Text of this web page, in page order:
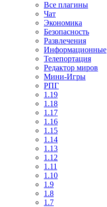
Все плагины
Чат
Экономика
Безопасность
Развлечения
Информационные
Телепортация
Редактор миров
Мини-Игры
РПГ
1.19
1.18
1.17
1.16
1.15
1.14
1.13
1.12
1.11
1.10
1.9
1.8
1.7